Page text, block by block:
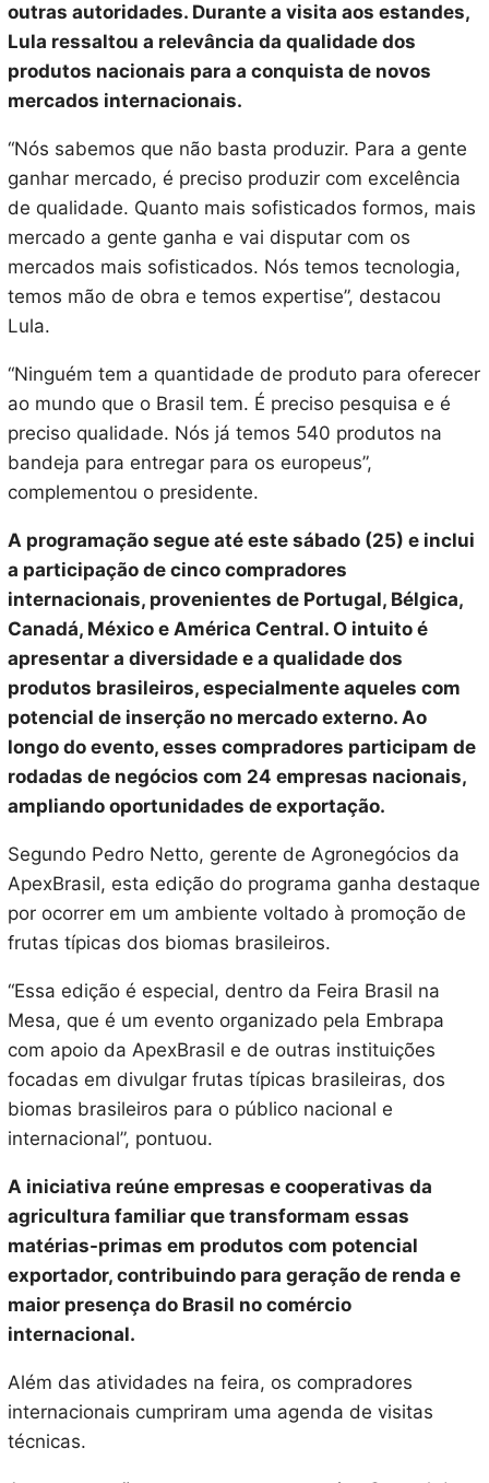
outras autoridades. Durante a visita aos estandes,
Lula ressaltou a relevância da qualidade dos
produtos nacionais para a conquista de novos
mercados internacionais.
“Nós sabemos que não basta produzir. Para a gente
ganhar mercado, é preciso produzir com excelência
de qualidade. Quanto mais sofisticados formos, mais
mercado a gente ganha e vai disputar com os
mercados mais sofisticados. Nós temos tecnologia,
temos mão de obra e temos expertise”, destacou
Lula.
“Ninguém tem a quantidade de produto para oferecer
ao mundo que o Brasil tem. É preciso pesquisa e é
preciso qualidade. Nós já temos 540 produtos na
bandeja para entregar para os europeus”,
complementou o presidente.
A programação segue até este sábado (25) e inclui
a participação de cinco compradores
internacionais, provenientes de Portugal, Bélgica,
Canadá, México e América Central. O intuito é
apresentar a diversidade e a qualidade dos
produtos brasileiros, especialmente aqueles com
potencial de inserção no mercado externo. Ao
longo do evento, esses compradores participam de
rodadas de negócios com 24 empresas nacionais,
ampliando oportunidades de exportação.
Segundo Pedro Netto, gerente de Agronegócios da
ApexBrasil, esta edição do programa ganha destaque
por ocorrer em um ambiente voltado à promoção de
frutas típicas dos biomas brasileiros.
“Essa edição é especial, dentro da Feira Brasil na
Mesa, que é um evento organizado pela Embrapa
com apoio da ApexBrasil e de outras instituições
focadas em divulgar frutas típicas brasileiras, dos
biomas brasileiros para o público nacional e
internacional”, pontuou.
A iniciativa reúne empresas e cooperativas da
agricultura familiar que transformam essas
matérias-primas em produtos com potencial
exportador, contribuindo para geração de renda e
maior presença do Brasil no comércio
internacional.
Além das atividades na feira, os compradores
internacionais cumpriram uma agenda de visitas
técnicas.